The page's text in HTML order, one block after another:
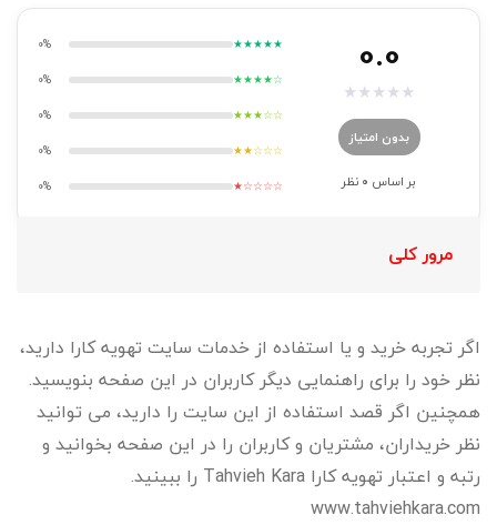
0.0
★
★
★
★
★
بدون امتیاز
بر اساس 0 نظر
★★★★★
0%
★★★★☆
0%
★★★☆☆
0%
★★☆☆☆
0%
★☆☆☆☆
0%
مرور کلی
اگر تجربه خرید و یا استفاده از خدمات سایت تهویه کارا دارید،
نظر خود را برای راهنمایی دیگر کاربران در این صفحه بنویسید.
همچنین اگر قصد استفاده از این سایت را دارید، می توانید
نظر خریداران، مشتریان و کاربران را در این صفحه بخوانید و
رتبه و اعتبار تهویه کارا Tahvieh Kara را ببینید.
www.tahviehkara.com